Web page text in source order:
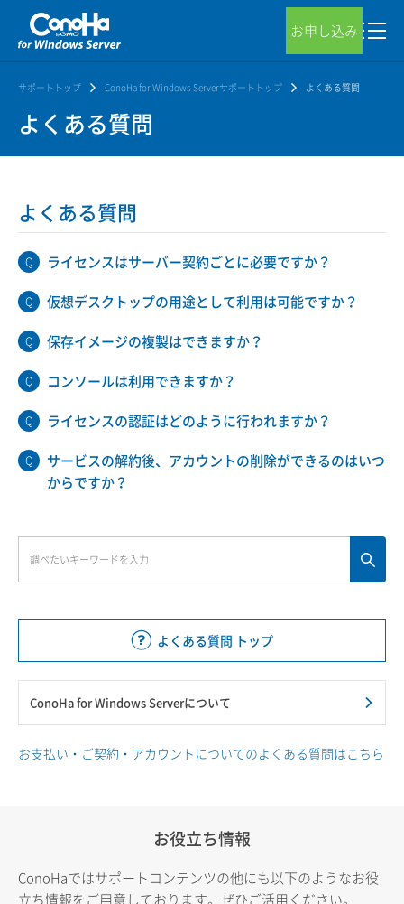
お申し込み
サポートトップ ConoHa for Windows Serverサポートトップ よくある質問
よくある質問
よくある質問 トップ
ConoHa for Windows Serverについて
お支払い・ご契約・アカウントについてのよくある質問はこちら
よくある質問
ライセンスはサーバー契約ごとに必要ですか？
仮想デスクトップの用途として利用は可能ですか？
保存イメージの複製はできますか？
コンソールは利用できますか？
ライセンスの認証はどのように行われますか？
サービスの解約後、アカウントの削除ができるのはいつ
からですか？
お役立ち情報
ConoHaではサポートコンテンツの他にも以下のようなお役
立ち情報をご用意しております。ぜひご活用ください。